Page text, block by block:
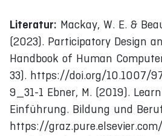
Literatur: Mackay, W. E. &
(2023). Participatory Design
Handbook of Human
33). https://doi.org/10.1007/
9_31-1 Ebner, M. (2019).
Einführung. Bildung und
https://